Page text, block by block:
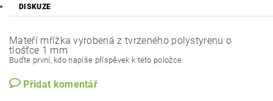
DISKUZE
Mateří mřížka vyrobená z tvrzeného polystyrenu o
tlošťce 1 mm
Buďte první, kdo napíše příspěvek k této položce.
Přidat komentář